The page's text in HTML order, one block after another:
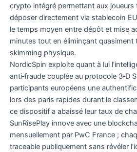
crypto intégré permettant aux joueurs
déposer directement via stablecoin
le temps moyen entre dépôt et mise
minutes tout en éliminçant quasiment
skimming physique.
NordicSpin exploite quant à lui
anti‑fraude couplée au protocole 3‑D
participants européens une
lors des paris rapides durant le
ce dispositif a abaissé leur taux de
SunRisePlay innove avec une
mensuellement par PwC France ;
traceable publiquement sans révéler